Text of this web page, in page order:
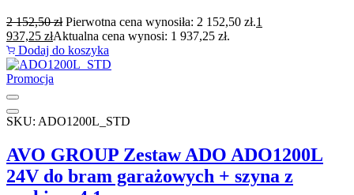
2 152,50zł Pierwotna cena wynosiła: 2 152,50 zł.1
937,25 złAktualna cena wynosi: 1 937,25 zł.
Dodaj do koszyka
Promocja
SKU: ADO1200L_STD
AVO GROUP Zestaw ADO ADO1200L
24V do bram garażowych + szyna z